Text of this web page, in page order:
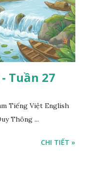
Tuần 27
Tiếng Việt English
Thông ...
CHI TIẾT »